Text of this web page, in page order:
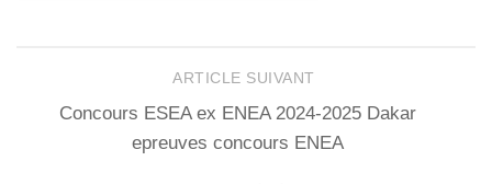
ARTICLE SUIVANT
Concours ESEA ex ENEA 2024-2025 Dakar
epreuves concours ENEA